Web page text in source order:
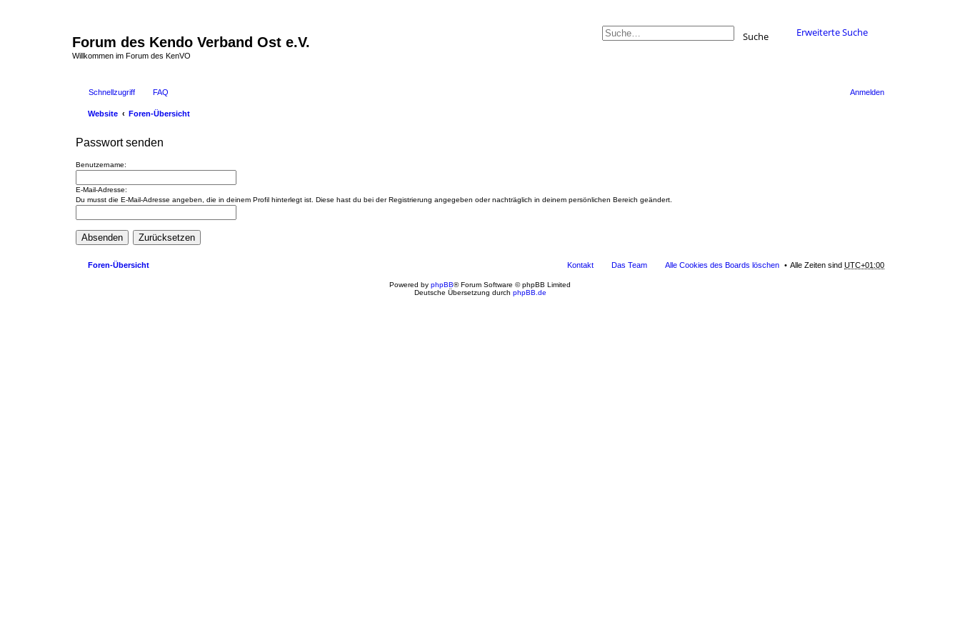
Forum des Kendo Verband Ost e.V.
Willkommen im Forum des KenVO
Suche Erweiterte Suche
Schnellzugriff FAQ Anmelden
Website Foren-Übersicht
Passwort senden
Benutzername:
E-Mail-Adresse:
Du musst die E-Mail-Adresse angeben, die in deinem Profil hinterlegt ist. Diese hast du bei der Registrierung angegeben oder nachträglich in deinem persönlichen Bereich geändert.
Foren-Übersicht Alle Zeiten sind UTC+01:00
Alle Cookies des Boards löschen
Das Team
Kontakt
Powered by phpBB® Forum Software © phpBB Limited
Deutsche Übersetzung durch phpBB.de